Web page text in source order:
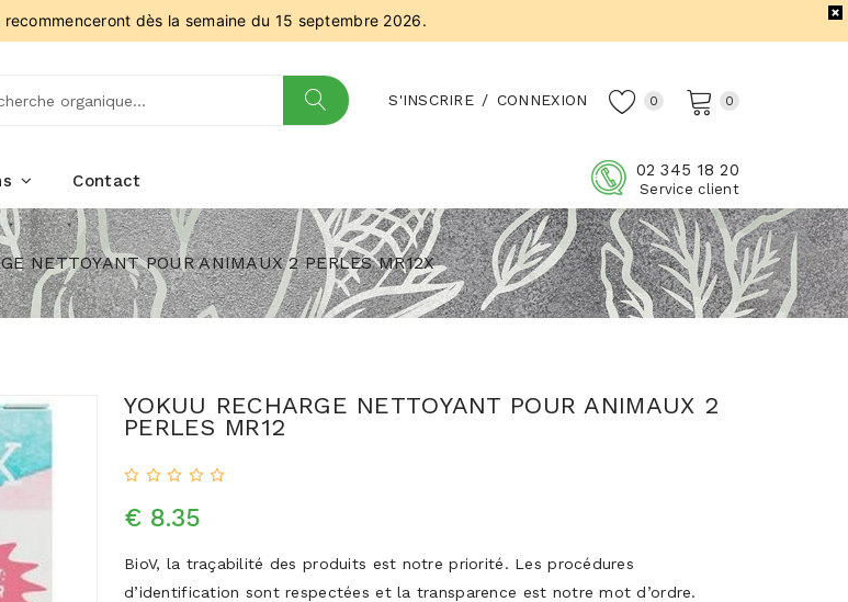
dès la semaine du 15 septembre 2026.
S'INSCRIRE / CONNEXION 0 0
Contact
02 345 18 20
Service client
NETTOYANT POUR ANIMAUX 2 PERLES MR12X
YOKUU RECHARGE NETTOYANT POUR ANIMAUX 2
PERLES MR12
€ 8.35
BioV, la traçabilité des produits est notre priorité. Les procédures
d’identification sont respectées et la transparence est notre mot d’ordre.